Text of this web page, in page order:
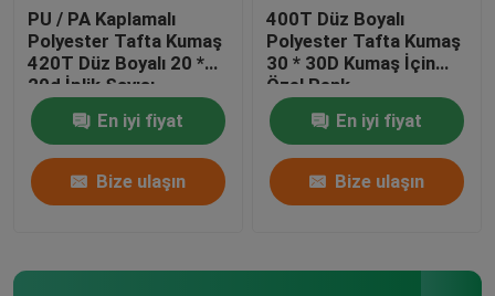
PU / PA Kaplamalı
Polyester Tafta Kumaş
420T Düz Boyalı 20 *
20d İplik Sayısı
En iyi fiyat
Bize ulaşın
400T Düz Boyalı
Polyester Tafta Kumaş
30 * 30D Kumaş İçin
Özel Renk
En iyi fiyat
Bize ulaşın